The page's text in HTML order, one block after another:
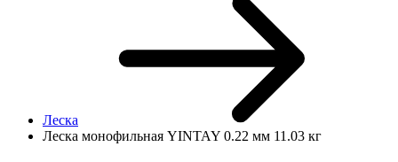
Леска
Леска монофильная YINTAY 0.22 мм 11.03 кг